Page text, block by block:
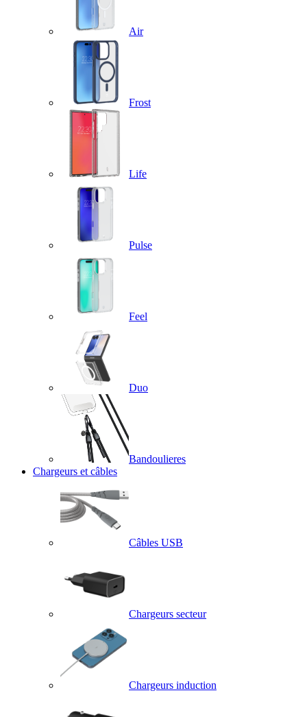
Air
Frost
Life
Pulse
Feel
Duo
Bandoulieres
Chargeurs et câbles
Câbles USB
Chargeurs secteur
Chargeurs induction